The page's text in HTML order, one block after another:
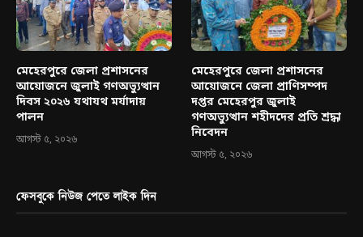
মেহেরপুরে জেলা প্রশাসনের
আয়োজনে জুলাই গণঅভ্যুত্থান
দিবস ২০২৬ যথাযথ মর্যাদায়
পালন
আগস্ট ৫, ২০২৬
মেহেরপুরে জেলা প্রশাসনের
আয়োজনে জেলা প্রাণিসম্পদ
দপ্তর মেহেরপুর জুলাই
গণঅভ্যুত্থান শহীদদের প্রতি শ্রদ্ধা
নিবেদন
আগস্ট ৫, ২০২৬
ফেসবুকে নিউজ পেতে লাইক দিন